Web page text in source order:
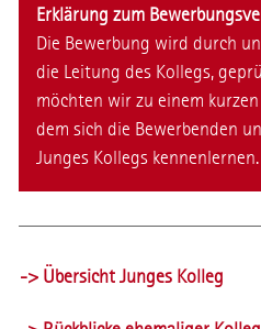
Erklärung zum
Die Bewerbung wird durch
die Leitung des Kollegs,
möchten wir zu einem
dem sich die Bewerbenden
Junges Kollegs kennenlernen.
-> Übersicht Junges Kolleg